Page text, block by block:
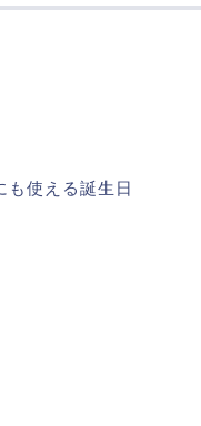
も使える誕生日